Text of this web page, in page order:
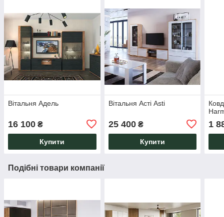
Вітальня Адель
16 100 ₴
Купити
Вітальня Асті Asti
25 400₴
Купити
1
Подібні товари компанії